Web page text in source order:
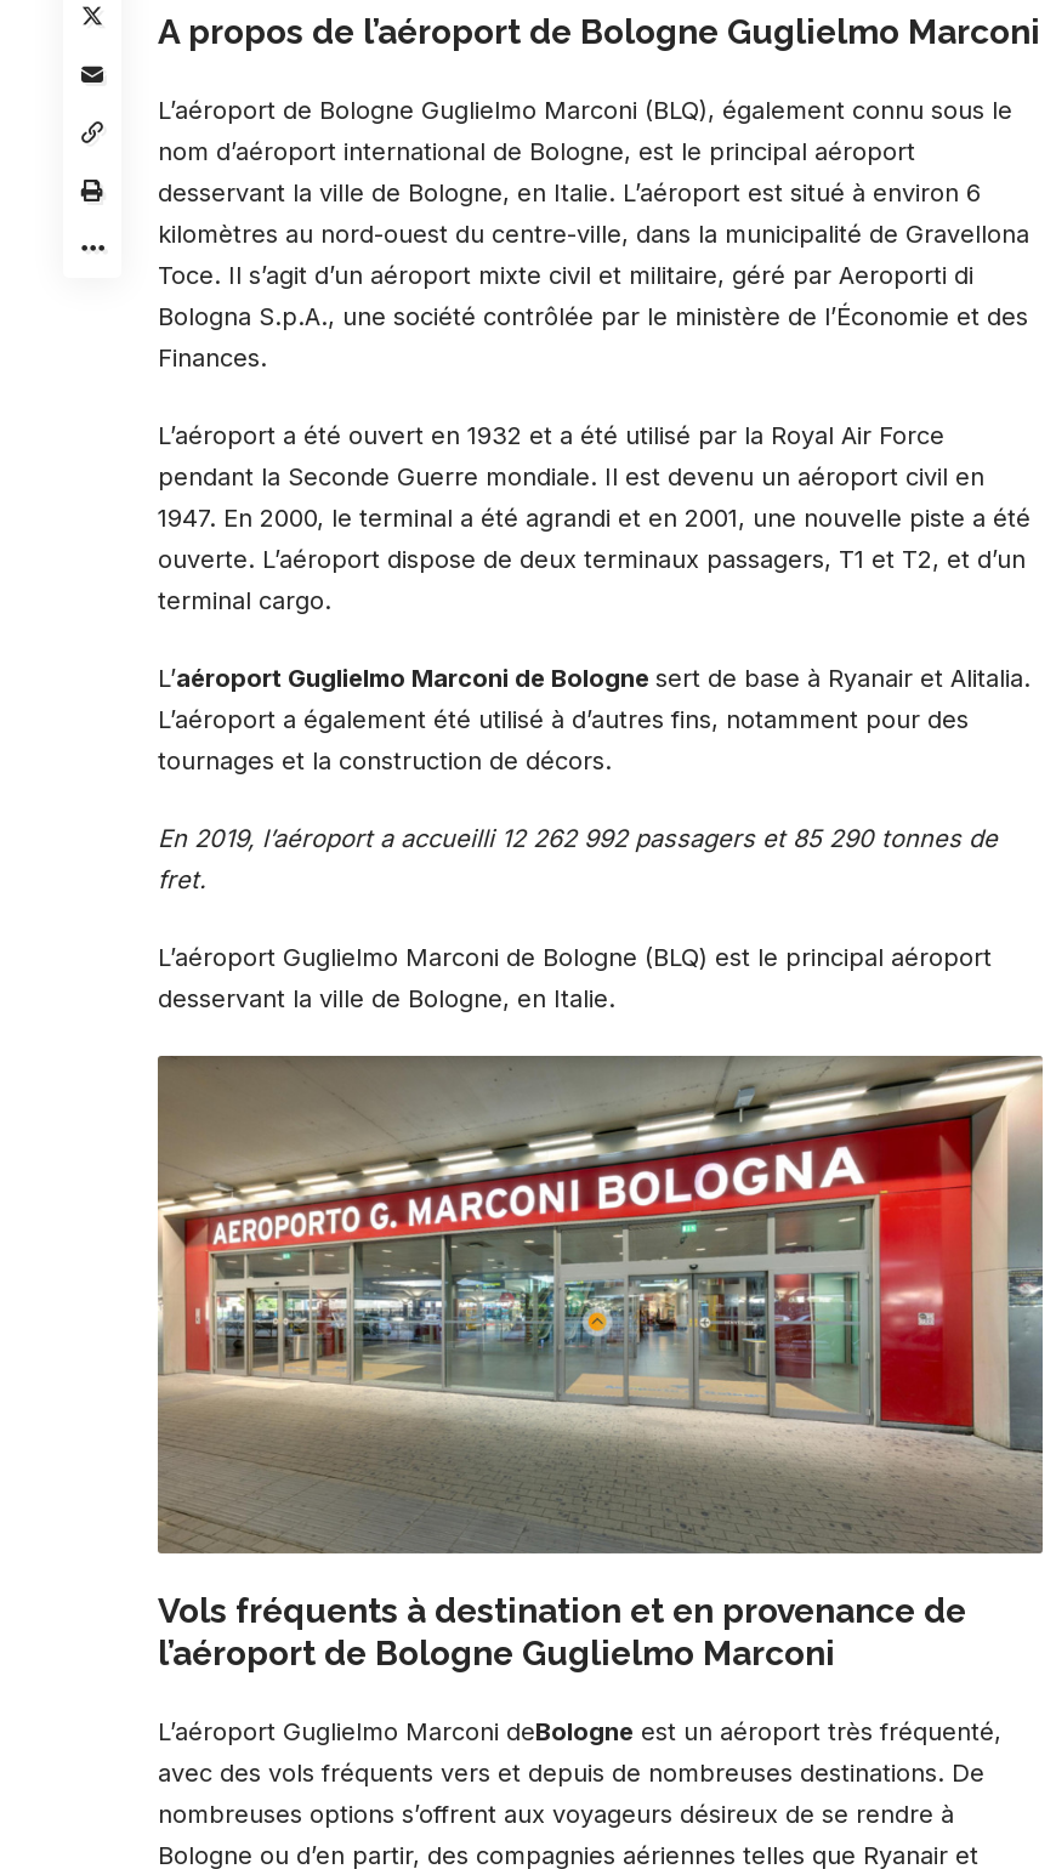
A propos de l’aéroport de Bologne Guglielmo Marconi
L’aéroport de Bologne Guglielmo Marconi (BLQ), également connu sous le
nom d’aéroport international de Bologne, est le principal aéroport
desservant la ville de Bologne, en Italie. L’aéroport est situé à environ 6
kilomètres au nord-ouest du centre-ville, dans la municipalité de Gravellona
Toce. Il s’agit d’un aéroport mixte civil et militaire, géré par Aeroporti di
Bologna S.p.A., une société contrôlée par le ministère de l’Économie et des
Finances.
L’aéroport a été ouvert en 1932 et a été utilisé par la Royal Air Force
pendant la Seconde Guerre mondiale. Il est devenu un aéroport civil en
1947. En 2000, le terminal a été agrandi et en 2001, une nouvelle piste a été
ouverte. L’aéroport dispose de deux terminaux passagers, T1 et T2, et d’un
terminal cargo.
L’aéroport Guglielmo Marconi de Bologne sert de base à Ryanair et Alitalia.
L’aéroport a également été utilisé à d’autres fins, notamment pour des
tournages et la construction de décors.
En 2019, l’aéroport a accueilli 12 262 992 passagers et 85 290 tonnes de
fret.
L’aéroport Guglielmo Marconi de Bologne (BLQ) est le principal aéroport
desservant la ville de Bologne, en Italie.
Vols fréquents à destination et en provenance de
l’aéroport de Bologne Guglielmo Marconi
L’aéroport Guglielmo Marconi deBologne est un aéroport très fréquenté,
avec des vols fréquents vers et depuis de nombreuses destinations. De
nombreuses options s’offrent aux voyageurs désireux de se rendre à
Bologne ou d’en partir, des compagnies aériennes telles que Ryanair et